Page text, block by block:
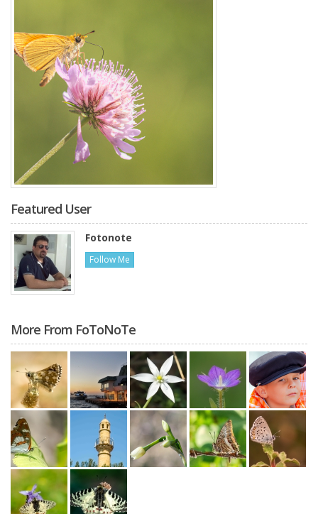
Featured User
Fotonote
Follow Me
More From FoToNoTe